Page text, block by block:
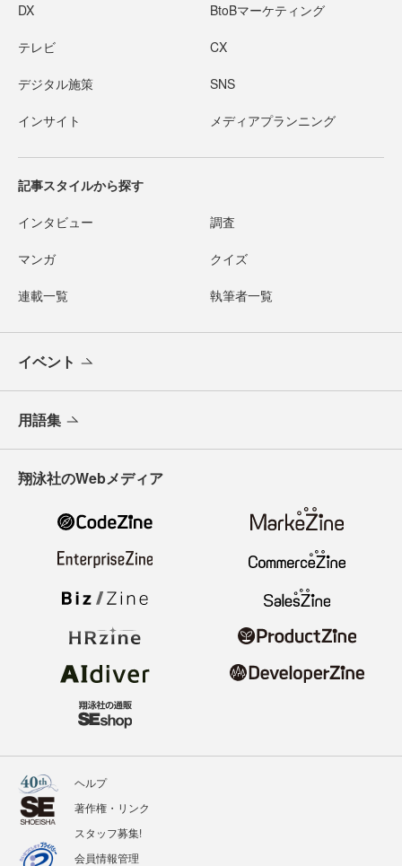
DX BtoBマーケティング
テレビ CX
デジタル施策 SNS
インサイト メディアプランニング
記事スタイルから探す
インタビュー 調査
マンガ クイズ
連載一覧 執筆者一覧
イベント
用語集
翔泳社のWebメディア
ヘルプ
著作権・リンク
スタッフ募集!
会員情報管理